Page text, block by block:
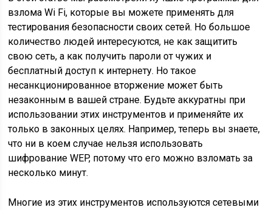
взлома Wi Fi, которые вы можете применять для
тестирования безопасности своих сетей. Но большое
количество людей интересуются, не как защитить
свою сеть, а как получить пароли от чужих и
бесплатный доступ к интернету. Но такое
несанкционированное вторжение может быть
незаконным в вашей стране. Будьте аккуратны при
использовании этих инструментов и применяйте их
только в законных целях. Например, теперь вы знаете,
что ни в коем случае нельзя использовать
шифрование WEP, потому что его можно взломать за
несколько минут.
Многие из этих инструментов используются сетевыми